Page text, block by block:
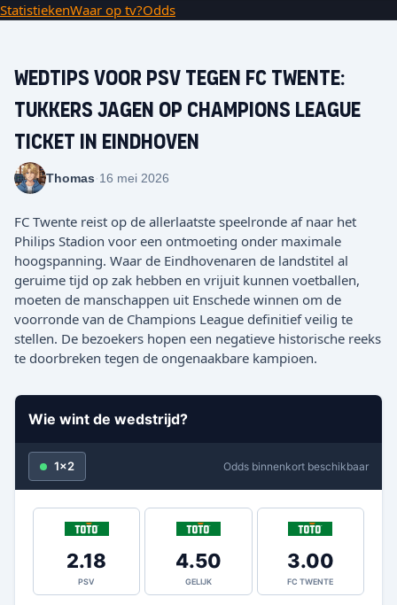
StatistiekenWaar op tv?Odds
Wedtips voor PSV tegen FC Twente:
Tukkers jagen op Champions League
ticket in Eindhoven
Thomas·16 mei 2026
FC Twente reist op de allerlaatste speelronde af naar het
Philips Stadion voor een ontmoeting onder maximale
hoogspanning. Waar de Eindhovenaren de landstitel al
geruime tijd op zak hebben en vrijuit kunnen voetballen,
moeten de manschappen uit Enschede winnen om de
voorronde van de Champions League definitief veilig te
stellen. De bezoekers hopen een negatieve historische reeks
te doorbreken tegen de ongenaakbare kampioen.
Wie wint de wedstrijd?
1x2 Odds binnenkort beschikbaar
2.18
PSV
4.50
GELIJK
3.00
FC TWENTE